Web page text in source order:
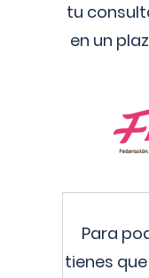
tu
en un
Para
tienes que